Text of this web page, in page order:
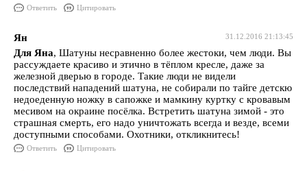
Ответить Цитировать
31.12.2016 21:13:45
Ян
Для Яна, Шатуны несравненно более жестоки, чем люди. Вы
рассуждаете красиво и этично в тёплом кресле, даже за
железной дверью в городе. Такие люди не видели
последствий нападений шатуна, не собирали по тайге детскю
недоеденную ножку в сапожке и мамкину куртку с кровавым
месивом на окраине посёлка. Встретить шатуна зимой - это
страшная смерть, его надо уничтожать всегда и везде, всеми
доступными способами. Охотники, откликнитесь!
Ответить Цитировать